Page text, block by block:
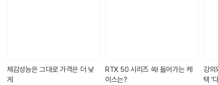
체감성능은 그대로 가격은 더 낮
게
RTX 50 시리즈 쏙! 들어가는 케
이스는?
강의
택 '